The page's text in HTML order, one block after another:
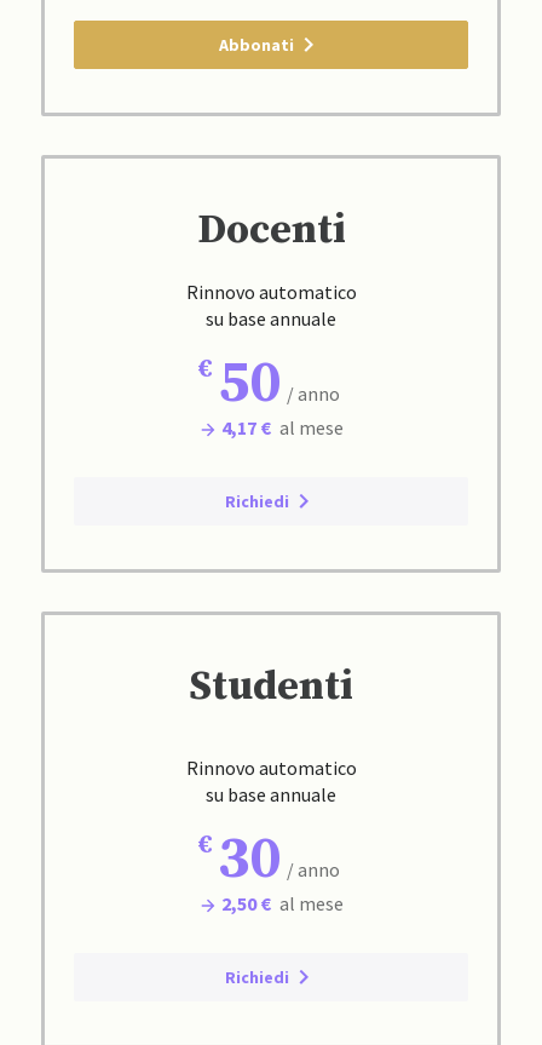
Abbonati
Docenti
Rinnovo automatico
su base annuale
50 / anno
4,17 € al mese
Richiedi
Studenti
Rinnovo automatico
su base annuale
30 / anno
2,50 € al mese
Richiedi